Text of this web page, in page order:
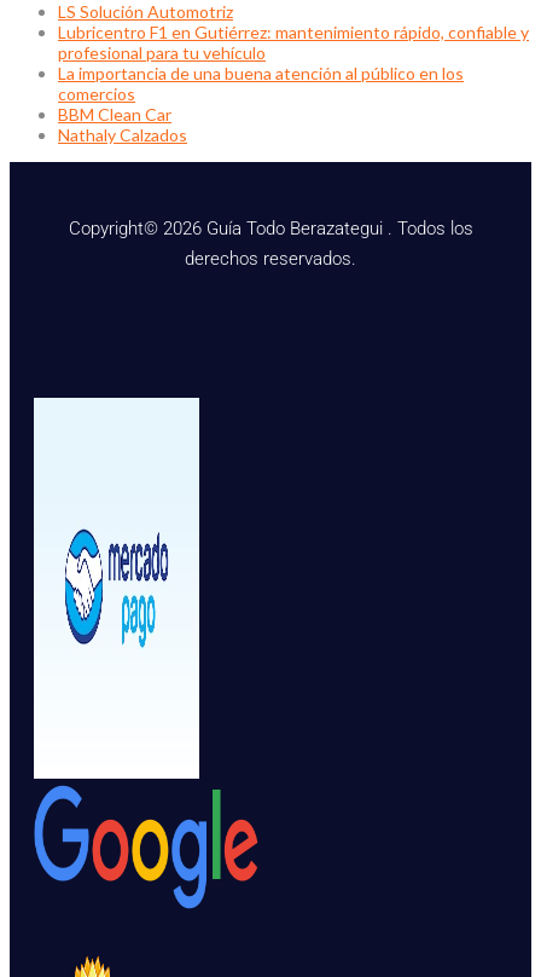
LS Solución Automotriz
Lubricentro F1 en Gutiérrez: mantenimiento rápido, confiable y
profesional para tu vehículo
La importancia de una buena atención al público en los
comercios
BBM Clean Car
Nathaly Calzados
Copyright© 2026 Guía Todo Berazategui . Todos los
derechos reservados.